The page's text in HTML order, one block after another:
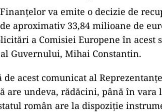
va emite o decizie de
aproximativ 33,84 milioane de
a Comisiei Europene în acest
Guvernului, Mihai Constantin.
acest comunicat al
are undeva, rădăcini, până în vara
român are la dispoziţie